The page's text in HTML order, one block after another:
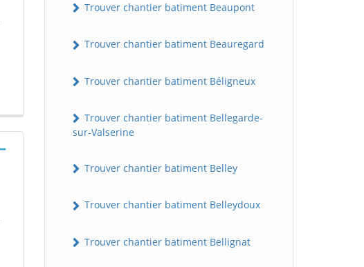
Trouver chantier batiment Beaupont
Trouver chantier batiment Beauregard
Trouver chantier batiment Béligneux
Trouver chantier batiment Bellegarde-
sur-Valserine
Trouver chantier batiment Belley
Trouver chantier batiment Belleydoux
Trouver chantier batiment Bellignat